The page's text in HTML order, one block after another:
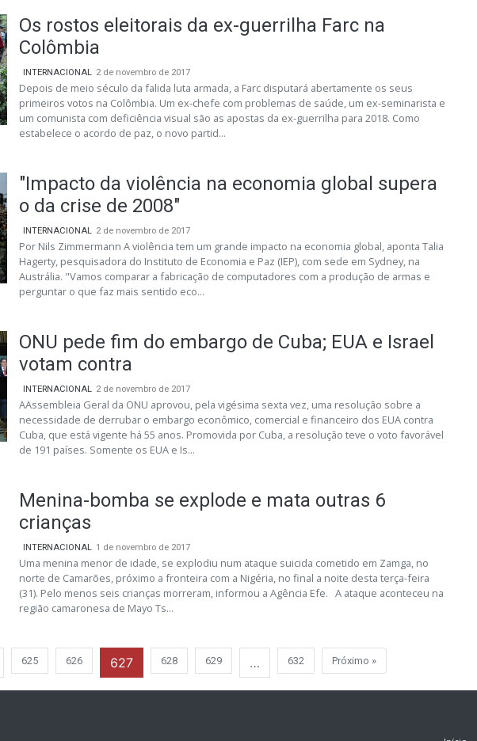
Os rostos eleitorais da ex-guerrilha Farc na
Colômbia
INTERNACIONAL 2 de novembro de 2017
Depois de meio século da falida luta armada, a Farc disputará abertamente os seus
primeiros votos na Colômbia. Um ex-chefe com problemas de saúde, um ex-seminarista e
um comunista com deficiência visual são as apostas da ex-guerrilha para 2018. Como
estabelece o acordo de paz, o novo partid...
"Impacto da violência na economia global supera
o da crise de 2008"
INTERNACIONAL 2 de novembro de 2017
Por Nils Zimmermann A violência tem um grande impacto na economia global, aponta Talia
Hagerty, pesquisadora do Instituto de Economia e Paz (IEP), com sede em Sydney, na
Austrália. "Vamos comparar a fabricação de computadores com a produção de armas e
perguntar o que faz mais sentido eco...
ONU pede fim do embargo de Cuba; EUA e Israel
votam contra
INTERNACIONAL 2 de novembro de 2017
AAssembleia Geral da ONU aprovou, pela vigésima sexta vez, uma resolução sobre a
necessidade de derrubar o embargo econômico, comercial e financeiro dos EUA contra
Cuba, que está vigente há 55 anos. Promovida por Cuba, a resolução teve o voto favorável
de 191 países. Somente os EUA e Is...
Menina-bomba se explode e mata outras 6
crianças
INTERNACIONAL 1 de novembro de 2017
Uma menina menor de idade, se explodiu num ataque suicida cometido em Zamga, no
norte de Camarões, próximo a fronteira com a Nigéria, no final a noite desta terça-feira
(31). Pelo menos seis crianças morreram, informou a Agência Efe. A ataque aconteceu na
região camaronesa de Mayo Ts...
625 626 627 628 629 … 632 Próximo »